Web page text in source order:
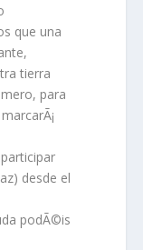
que una
tierra
para
desde el
podÃ©is